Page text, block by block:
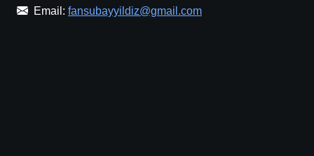
Email: fansubayyildiz@gmail.com